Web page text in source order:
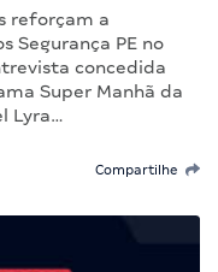
reforçam a
Segurança PE no
concedida
Super Manhã da
Lyra…
Compartilhe